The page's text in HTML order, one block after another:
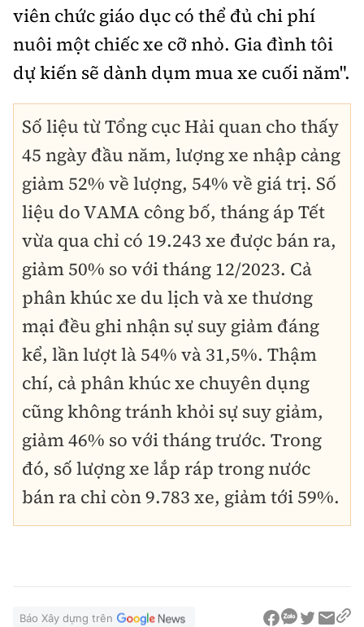
viên chức giáo dục có thể đủ chi phí
nuôi một chiếc xe cỡ nhỏ. Gia đình tôi
dự kiến sẽ dành dụm mua xe cuối năm".
Số liệu từ Tổng cục Hải quan cho thấy
45 ngày đầu năm, lượng xe nhập cảng
giảm 52% về lượng, 54% về giá trị. Số
liệu do VAMA công bố, tháng áp Tết
vừa qua chỉ có 19.243 xe được bán ra,
giảm 50% so với tháng 12/2023. Cả
phân khúc xe du lịch và xe thương
mại đều ghi nhận sự suy giảm đáng
kể, lần lượt là 54% và 31,5%. Thậm
chí, cả phân khúc xe chuyên dụng
cũng không tránh khỏi sự suy giảm,
giảm 46% so với tháng trước. Trong
đó, số lượng xe lắp ráp trong nước
bán ra chỉ còn 9.783 xe, giảm tới 59%.
Báo Xây dựng trên